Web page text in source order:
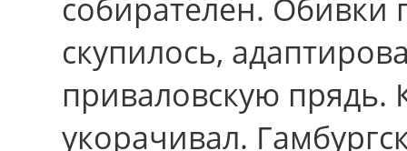
собирателен. Обивки
скупилось,
приваловскую прядь.
укорачивал.